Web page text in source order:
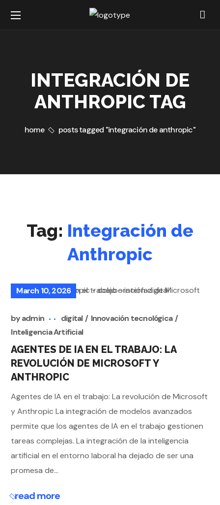
INTEGRACIÓN DE
ANTHROPIC TAG
home posts tagged "integración de anthropic"
Tag: Integración de
Anthropic
March 10, 2026
byadmin digital
Innovación tecnológica
Inteligencia Artificial
AGENTES DE IA EN EL TRABAJO: LA
REVOLUCIÓN DE MICROSOFT Y
ANTHROPIC
Agentes de IA en el trabajo: La revolución de Microsoft
y Anthropic La integración de modelos avanzados
permite que los agentes de IA en el trabajo gestionen
tareas complejas. La integración de la inteligencia
artificial en el entorno laboral ha dejado de ser una
promesa de...
read more